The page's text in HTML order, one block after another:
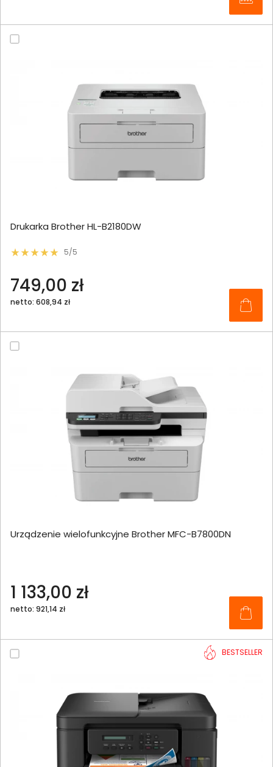
Drukarka Brother HL-B2180DW
5/5
749,00 zł
netto: 608,94 zł
Urządzenie wielofunkcyjne Brother MFC-B7800DN
1 133,00 zł
netto: 921,14 zł
BESTSELLER